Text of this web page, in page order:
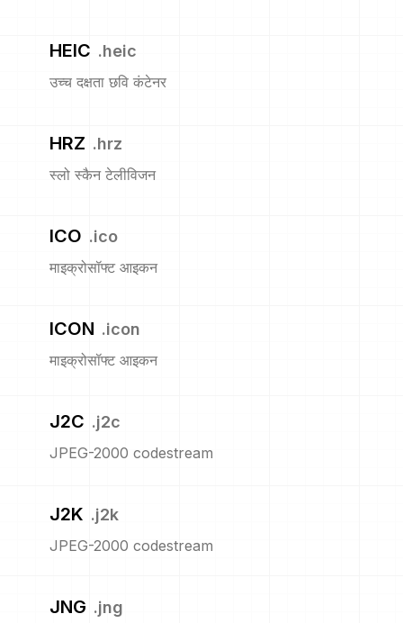
HEIC .heic
उच्च दक्षता छवि कंटेनर
HRZ .hrz
स्लो स्कैन टेलीविजन
ICO .ico
माइक्रोसॉफ्ट आइकन
ICON .icon
माइक्रोसॉफ्ट आइकन
J2C .j2c
JPEG-2000 codestream
J2K .j2k
JPEG-2000 codestream
JNG .jng